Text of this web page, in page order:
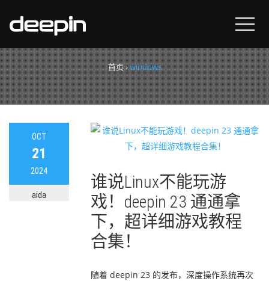
标签：
首页›windows
OCT
21
2024
aida
谁说Linux不能玩游
戏！deepin 23 通通拿
下，超详细游戏教程
合集！
随着 deepin 23 的发布，深度操作系统再次